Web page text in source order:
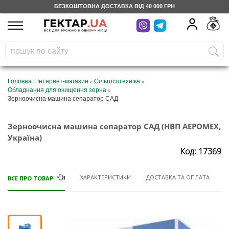
БЕЗКОШТОВНА ДОСТАВКА ВІД 40 000 ГРН
UA
На вашому
бонусному рахунку
грн
Безкоштовно по Україні
0 800 203 302
Категорії
Відгуки
Головна » Інтернет-магазин » Сільгосптехніка »
Обладнання для очищення зерна »
Зерноочисна машина сепаратор САД
Зерноочисна машина сепаратор САД (НВП АЕРОМЕХ,
Україна)
Код: 17369
ВСЕ ПРО ТОВАР ХАРАКТЕРИСТИКИ ДОСТАВКА ТА ОПЛАТА